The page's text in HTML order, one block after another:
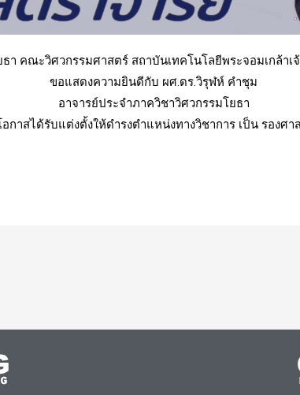
า คณะวิศวกรรมศาสตร์ สถาบันเทคโนโลยีพระจอมเกล้า
ขอแสดงความยินดีกับ ผศ.ดร.วิรุฬห์ คำชุม
อาจารย์ประจำภาควิชาวิศวกรรมโยธา
อกาสได้รับแต่งตั้งให้ดำรงตำแหน่งทางวิชาการ เป็น รองศา